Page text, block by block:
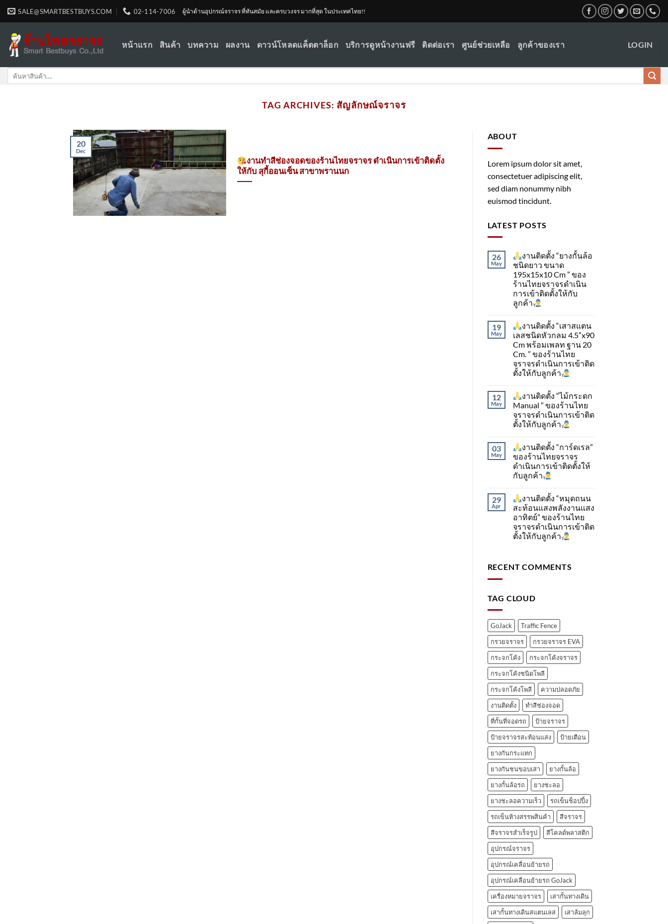
Skip
SALE@SMARTBESTBUYS.COM 02-114-7006 ผู้นำด้านอุปกรณ์จราจร ที่ทันสมัย และครบวงจร มากที่สุด ในประเทศไทย!!
หน้าแรก สินค้า บทความ ผลงาน ดาวน์โหลดแค็ตตาล็อก บริการดูหน้างานฟรี ติดต่อเรา ศูนย์ช่วยเหลือ ลูกค้าของเรา LOGIN
Search
TAG ARCHIVES: สัญลักษณ์จราจร
งานทำสีช่องจอดของร้านไทยจราจร ดำเนินการเข้าติดตั้ง​
ให้กับ สุกี้ออนเซ็น สาขาพรานนก
20
Dec
ABOUT
Lorem ipsum dolor sit amet,
consectetuer adipiscing elit,
sed diam nonummy nibh
euismod tincidunt.
LATEST POSTS
26
May
งานติดตั้ง “ยางกั้นล้อ
ชนิดยาว ขนาด
195x15x10 Cm ” ของ
ร้านไทยจราจรดำเนิน
การเข้าติดตั้ง​ให้กับ
ลูกค้า
19
May
งานติดตั้ง “เสาสแตน
เลสชนิดหัวกลม 4.5”x90
Cm พร้อมเพลท ฐาน 20
Cm. ” ของร้านไทย
จราจรดำเนินการเข้าติด
ตั้ง​ให้กับลูกค้า
12
May
งานติดตั้ง “ไม้กระดก
Manual ” ของร้านไทย
จราจรดำเนินการเข้าติด
ตั้ง​ให้กับลูกค้า
03
May
งานติดตั้ง “การ์ดเรล”
ของร้านไทยจราจร
ดำเนินการเข้าติดตั้ง​ให้
กับลูกค้า
29
Apr
งานติดตั้ง “หมุดถนน
สะท้อนแสงพลังงานแสง
อาทิตย์” ของร้านไทย
จราจรดำเนินการเข้าติด
ตั้ง​ให้กับลูกค้า
RECENT COMMENTS
TAG CLOUD
GoJack
Traffic Fence
กรวยจราจร
กรวยจราจร EVA
กระจกโค้ง
กระจกโค้งจราจร
กระจกโค้งชนิดโพลี
กระจกโค้งโพลี
ความปลอดภัย
งานติดตั้ง
ทำสีช่องจอด
ที่กั้นที่จอดรถ
ป้ายจราจร
ป้ายจราจรสะท้อนแสง
ป้ายเตือน
ยางกันกระแทก
ยางกันชนขอบเสา
ยางกั้นล้อ
ยางกั้นล้อรถ
ยางชะลอ
ยางชะลอความเร็ว
รถเข็นช็อปปิ้ง
รถเข็นห้างสรรพสินค้า
สีจราจร
สีจราจรสำเร็จรูป
สีโคลด์พลาสติก
อุปกรณ์จราจร
อุปกรณ์เคลื่อนย้ายรถ
อุปกรณ์เคลื่อนย้ายรถ GoJack
เครื่องหมายจราจร
เสากั้นทางเดิน
เสากั้นทางเดินสแตนเลส
เสาล้มลุก